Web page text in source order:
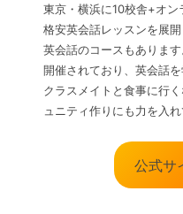
東京・横浜に10校舎+オ
格安英会話レッスンを展
英会話のコースもありま
開催されており、英会話
クラスメイトと食事に行
ュニティ作りにも力を入
公式サ